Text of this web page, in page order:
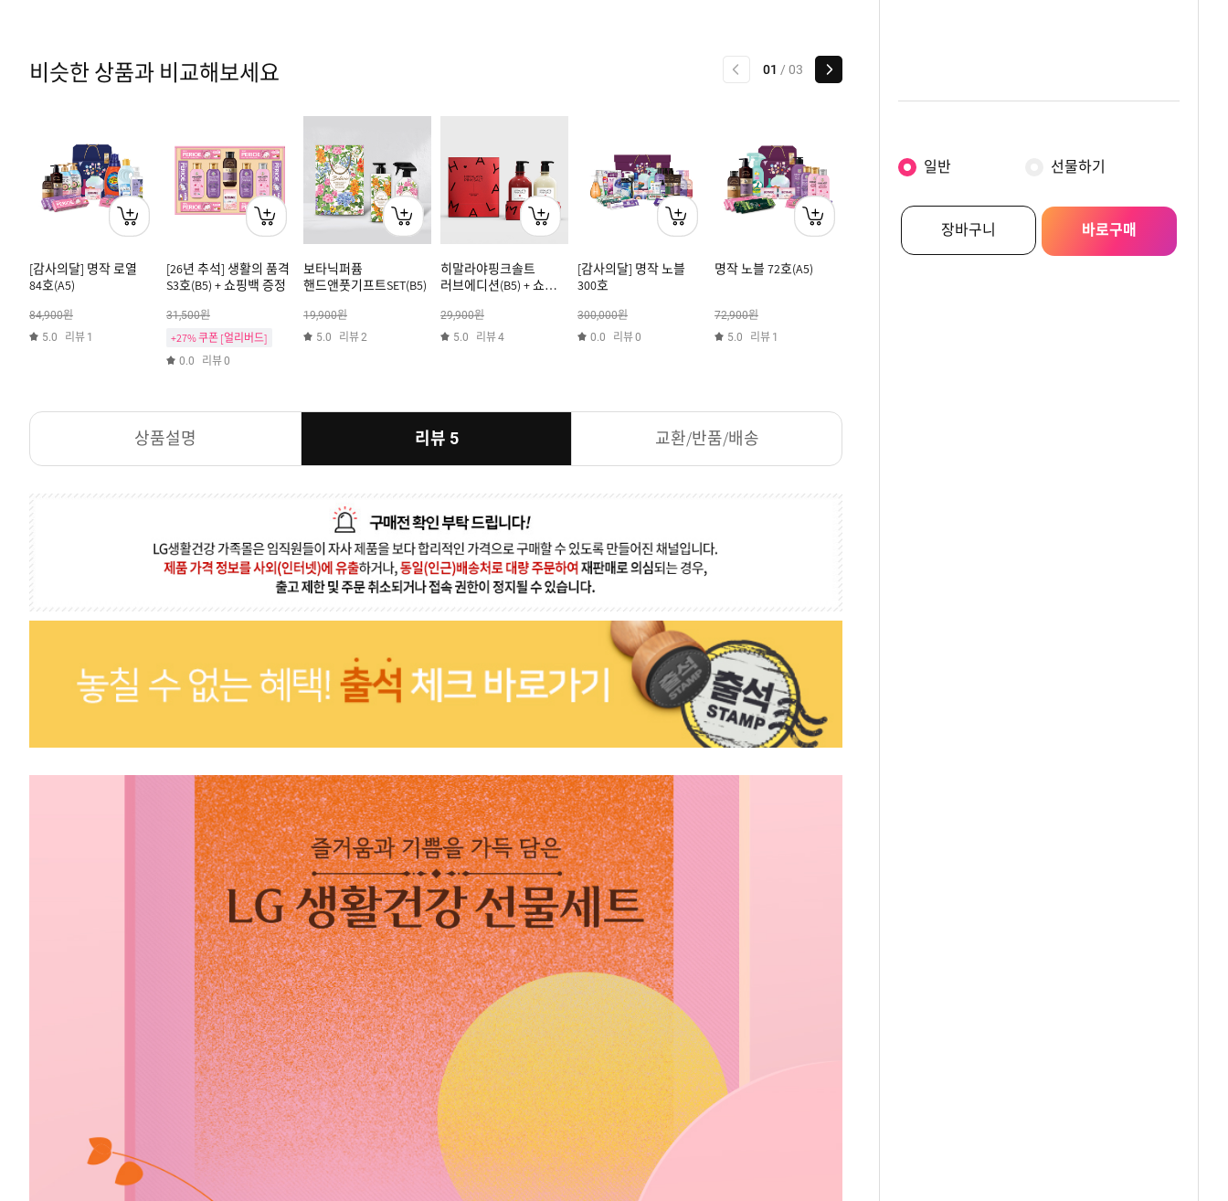
비슷한 상품과 비교해보세요 이전
01 / 03
[감사의달] 명작 로열
84호(A5)
84,900원
5.0 리뷰 1
[26년 추석] 생활의 품격
S3호(B5) + 쇼핑백 증정
31,500원
+27% 쿠폰 [얼리버드]
0.0 리뷰0
보타닉퍼퓸
핸드앤풋기프트SET(B5)
19,900원
5.0 리뷰2
히말라야핑크솔트
러브에디션(B5) + 쇼핑백
29,900원
5.0 리뷰4
[감사의달] 명작 노블
300호
300,000원
0.0 리뷰0
명작 노블 72호(A5)
72,900원
5.0 리뷰 1
상품설명 리뷰 5 교환/반품/배송
일반 선물하기
장바구니 바로구매